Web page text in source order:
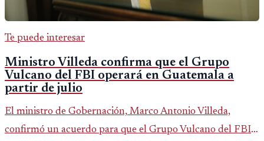
Te puede interesar
Ministro Villeda confirma que el Grupo
Vulcano del FBI operará en Guatemala a
partir de julio
El ministro de Gobernación, Marco Antonio Villeda,
confirmó un acuerdo para que el Grupo Vulcano del FBI